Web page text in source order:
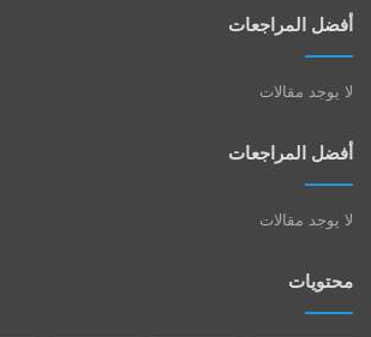
أفضل المراجعات
لا يوجد مقالات
أفضل المراجعات
لا يوجد مقالات
محتويات